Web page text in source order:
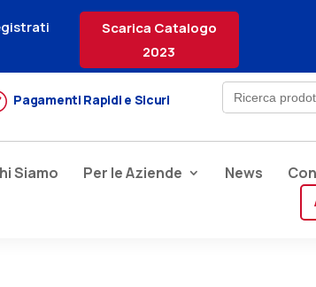
Scarica Catalogo
2023
Pagamenti Rapidi e Sicuri
Search
for:
Siamo Per le Aziende News